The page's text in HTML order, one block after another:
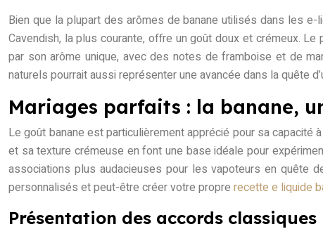
Bien que la plupart des arômes de banane utilisés dans les
Cavendish, la plus courante, offre un goût doux et crémeux.
par son arôme unique, avec des notes de framboise et de
naturels pourrait aussi représenter une avancée dans la quête
Mariages parfaits : la banane,
Le goût banane est particulièrement apprécié pour sa capacité
et sa texture crémeuse en font une base idéale pour
associations plus audacieuses pour les vapoteurs en quête
personnalisés et peut-être créer votre propre recette e liquide
Présentation des accords classiques